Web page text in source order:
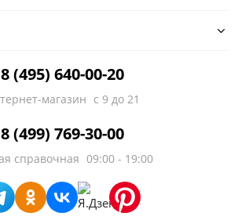
8 (495) 640-00-20
магазин с 9 до 21
8 (499) 769-30-00
справочная 09:00 - 19:00